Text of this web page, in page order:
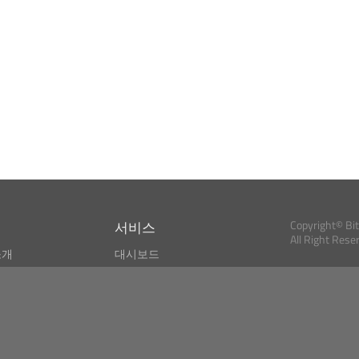
서비스
대시보드
Copyright©
All Right